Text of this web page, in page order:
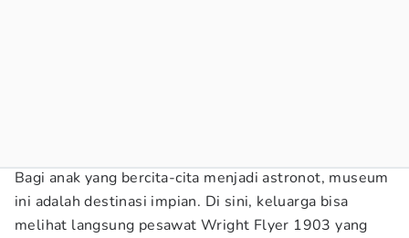
Bagi anak yang bercita-cita menjadi astronot, museum
ini adalah destinasi impian. Di sini, keluarga bisa
melihat langsung pesawat Wright Flyer 1903 yang